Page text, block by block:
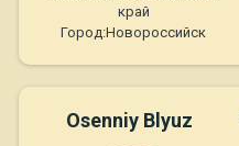
край
Город:Новороссийск
Osenniy Blyuz